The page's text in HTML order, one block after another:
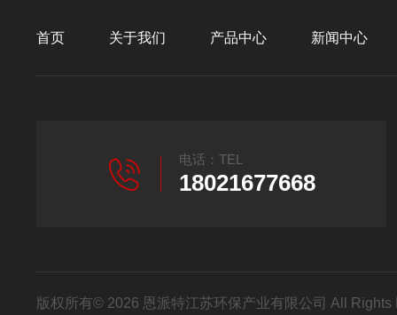
首页 关于我们 产品中心 新闻中心
电话：TEL
18021677668
版权所有© 2026 恩派特江苏环保产业有限公司 All